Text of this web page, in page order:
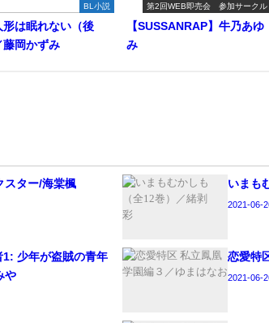
BL小説
形は眠れない（後
藤岡かずみ
第2回WEB即売会 参加サークル
【SUSSANRAP】牛乃あゆ
み
スター/海棠楓 いまも
2021-06-
1: 少年が盗賊の青年
や
恋愛特
2021-06-